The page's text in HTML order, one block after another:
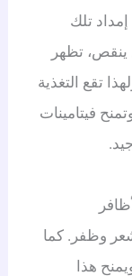
تلك
ينقص، تظهر
تقع التغذية
فيتامينات
وظفر. كما
هذا